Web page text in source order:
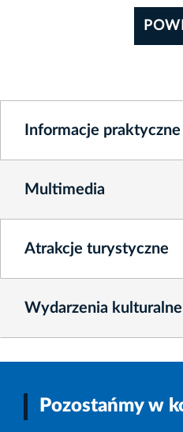
Informacje praktyczne
Multimedia
Atrakcje turystyczne
Wydarzenia kulturalne
Pozostańmy w